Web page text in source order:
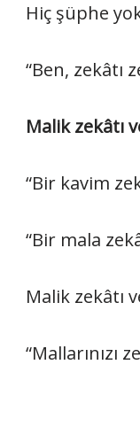
Hiç şüphe
“Ben,
Malik zekâtı
“Bir kavim
“Bir mala
Malik zekâtı
“Mallarınızı